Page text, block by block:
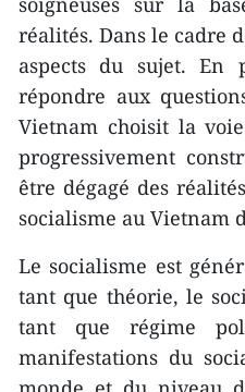
réalités. Dans le cadre
aspects du sujet. En
répondre aux
Vietnam choisit la
progressivement
être dégagé des
socialisme au Vietnam
Le socialisme est
tant que théorie, le
tant que régime
manifestations du